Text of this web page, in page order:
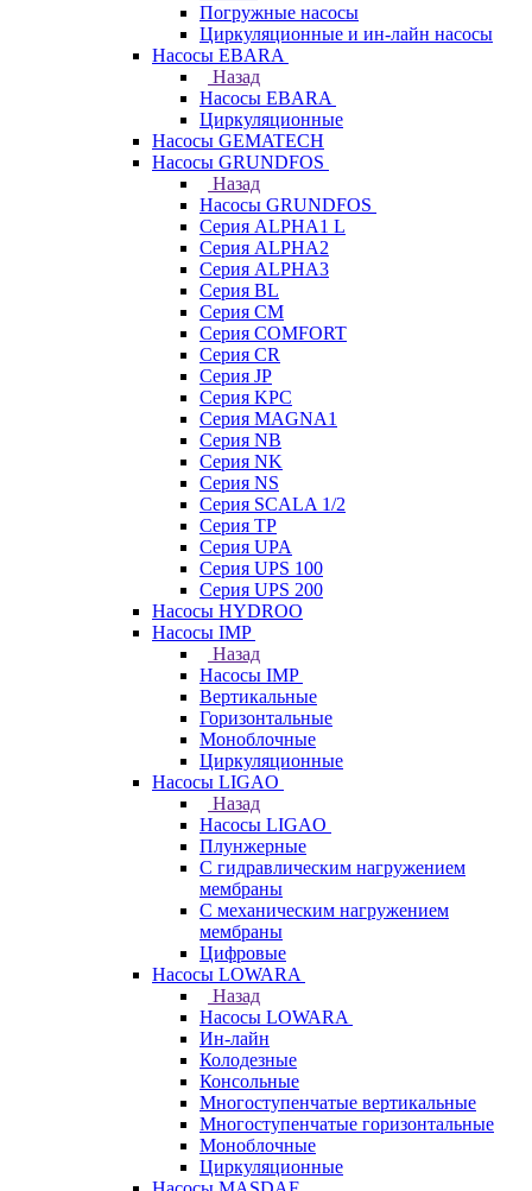
Погружные насосы
Циркуляционные и ин-лайн насосы
Насосы EBARA
Назад
Насосы EBARA
Циркуляционные
Насосы GEMATECH
Насосы GRUNDFOS
Назад
Насосы GRUNDFOS
Серия ALPHA1 L
Серия ALPHA2
Серия ALPHA3
Серия BL
Серия CM
Серия COMFORT
Серия CR
Серия JP
Серия KPC
Серия MAGNA1
Серия NB
Серия NK
Серия NS
Серия SCALA 1/2
Серия TP
Серия UPA
Серия UPS 100
Серия UPS 200
Насосы HYDROO
Насосы IMP
Назад
Насосы IMP
Вертикальные
Горизонтальные
Моноблочные
Циркуляционные
Насосы LIGAO
Назад
Насосы LIGAO
Плунжерные
С гидравлическим нагружением
мембраны
С механическим нагружением
мембраны
Цифровые
Насосы LOWARA
Назад
Насосы LOWARA
Ин-лайн
Колодезные
Консольные
Многоступенчатые вертикальные
Многоступенчатые горизонтальные
Моноблочные
Циркуляционные